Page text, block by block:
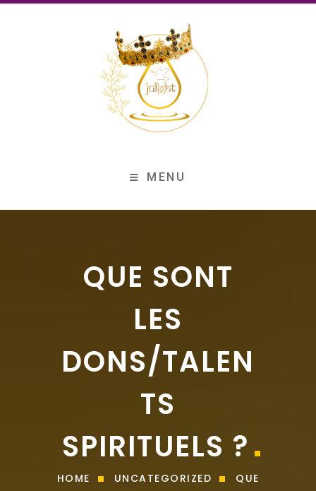
MENU
QUE SONT
LES
DONS/TALEN
TS
SPIRITUELS ?
HOME UNCATEGORIZED
QUE